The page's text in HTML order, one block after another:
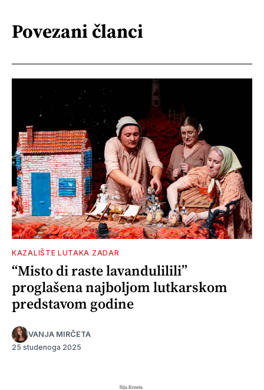
Povezani članci
KAZALIŠTE LUTAKA ZADAR
“Misto di raste lavandulilili”
proglašena najboljom lutkarskom
predstavom godine
VANJA MIRČETA
25 studenoga 2025